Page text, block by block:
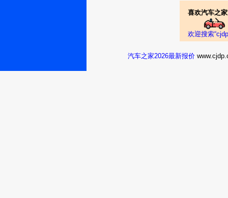
喜欢汽车之
欢迎搜索
汽车之家2026最新报价